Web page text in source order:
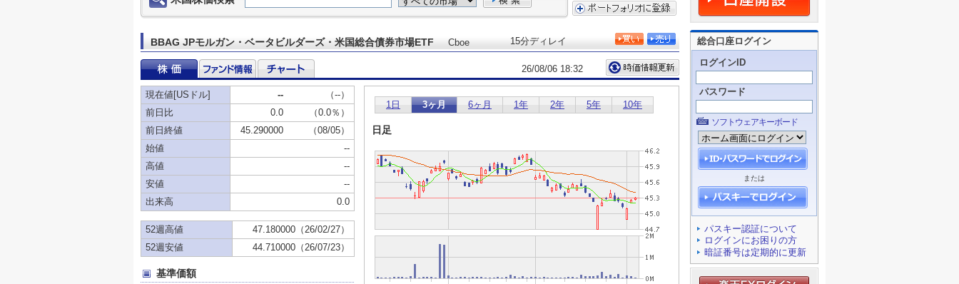
総合口座ログイン
ログインID
パスワード
ソフトウェアキーボード
または
パスキー認証について
ログインにお困りの方
暗証番号は定期的に更新